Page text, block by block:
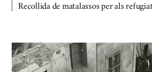
Recollida de matalassos per als